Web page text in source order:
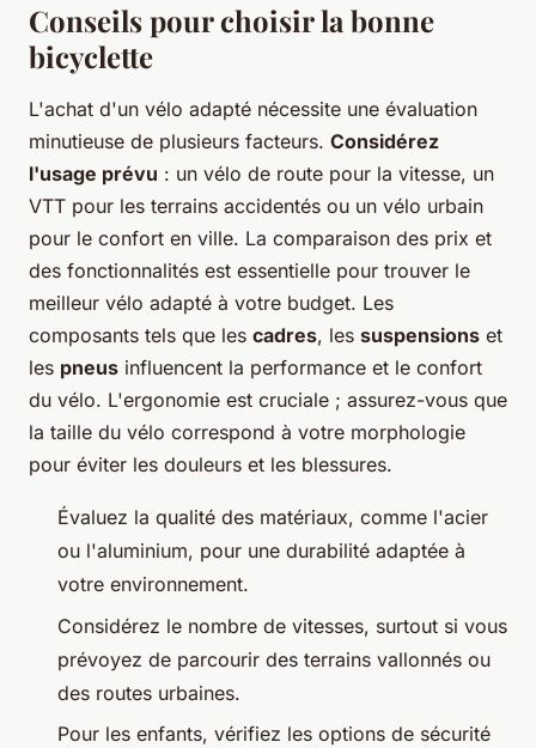
Conseils pour choisir la bonne
bicyclette
L'achat d'un vélo adapté nécessite une évaluation
minutieuse de plusieurs facteurs. Considérez
l'usage prévu : un vélo de route pour la vitesse, un
VTT pour les terrains accidentés ou un vélo urbain
pour le confort en ville. La comparaison des prix et
des fonctionnalités est essentielle pour trouver le
meilleur vélo adapté à votre budget. Les
composants tels que les cadres, les suspensions et
les pneus influencent la performance et le confort
du vélo. L'ergonomie est cruciale ; assurez-vous que
la taille du vélo correspond à votre morphologie
pour éviter les douleurs et les blessures.
Évaluez la qualité des matériaux, comme l'acier
ou l'aluminium, pour une durabilité adaptée à
votre environnement.
Considérez le nombre de vitesses, surtout si vous
prévoyez de parcourir des terrains vallonnés ou
des routes urbaines.
Pour les enfants, vérifiez les options de sécurité